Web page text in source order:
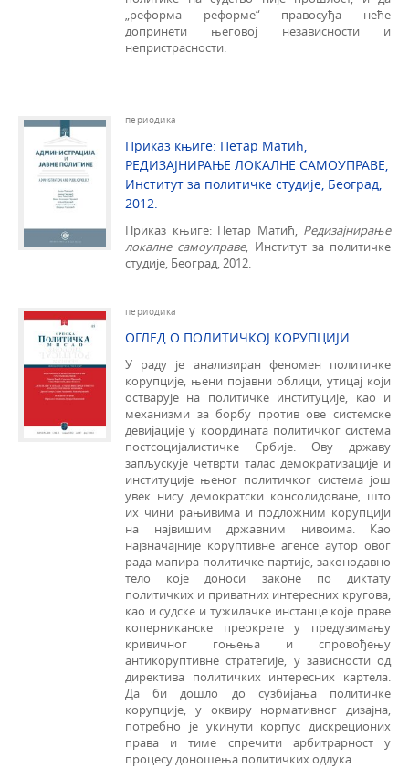
„реформа реформе“ правосуђа неће
допринети његовој независности и
непристрасности.
периодика
Приказ књиге: Петар Матић,
РЕДИЗАЈНИРАЊЕ ЛОКАЛНЕ САМОУПРАВЕ,
Институт за политичке студије, Београд,
2012.
Приказ књиге: Петар Матић, Редизајнирање
локалне самоуправе, Институт за политичке
студије, Београд, 2012.
периодика
ОГЛЕД О ПОЛИТИЧКОЈ КОРУПЦИЈИ
У раду је анализиран феномен политичке
корупције, њени појавни облици, утицај који
остварује на политичке институције, као и
механизми за борбу против ове системске
девијације у коор­дината политичког система
постсоцијалистичке Србије. Ову државу
запљускује четврти талас демократизације и
институције њеног политичког система још
увек нису демократски консолидоване, што
их чини рањивима и подложним корупцији
на највишим државним нивоима. Као
најзначајније коруптивне агенсе аутор овог
рада мапира политичке партије, законодавно
тело које доноси за­коне по диктату
политичких и приватних интересних кругова,
као и судске и тужилачке инстанце које праве
коперниканске преокрете у предузимању
кривичног гоњења и спровођењу
антикоруптивне стратегије, у зависности од
директива политичких интересних картела.
Да би дошло до сузбијања политичке
корупције, у оквиру нормативног дизајна,
потребно је укинути корпус дискреционих
права и тиме спречити арбитрарност у
процесу доношења политичких одлука.